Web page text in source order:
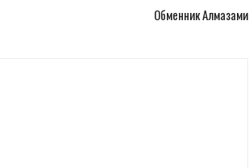
Обменник Алмазами